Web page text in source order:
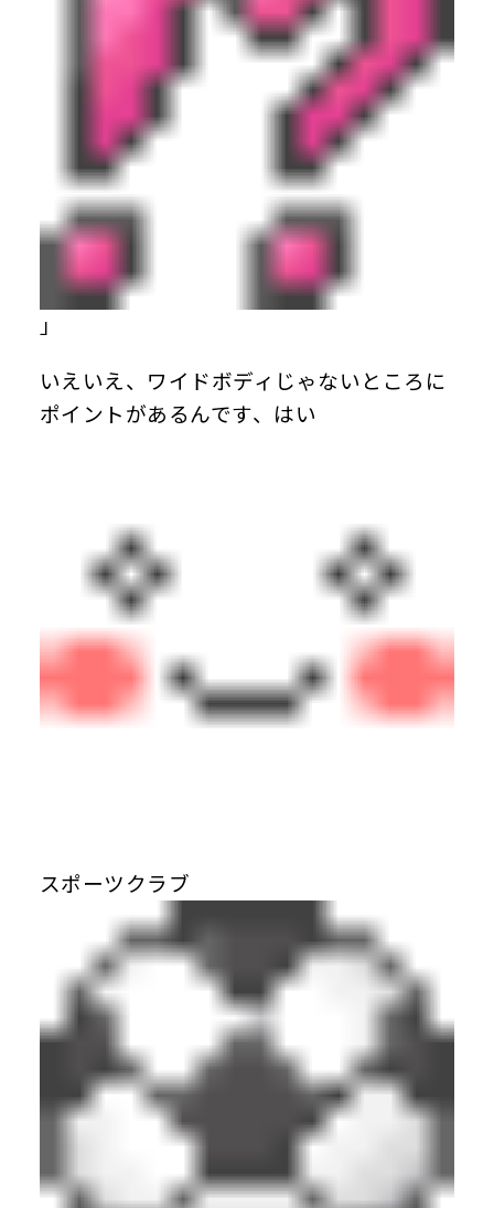
」
いえいえ、ワイドボディじゃないところに
ポイントがあるんです、はい
スポーツクラブ